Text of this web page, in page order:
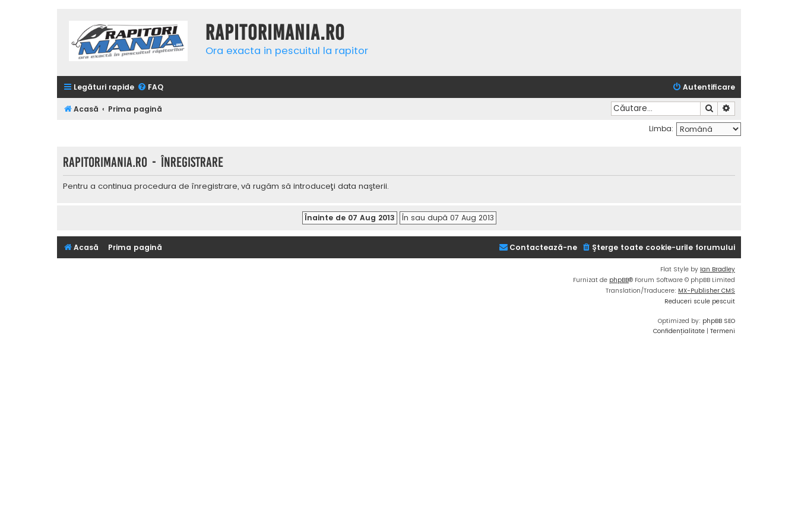
Rapitorimania.ro
Ora exacta in pescuitul la rapitor
Legături rapide FAQ Autentificare
Acasă Prima pagină Căutare
Limba:
Rapitorimania.ro - Înregistrare
Pentru a continua procedura de înregistrare, vă rugăm să introduceţi data naşterii.
Acasă Prima pagină Şterge toate cookie-urile forumului
Contactează-ne
Flat Style by Ian Bradley
Furnizat de phpBB® Forum Software © phpBB Limited
Translation/Traducere: MX-Publisher CMS
Reduceri scule pescuit
Optimized by: phpBB SEO
Confidențialitate | Termeni